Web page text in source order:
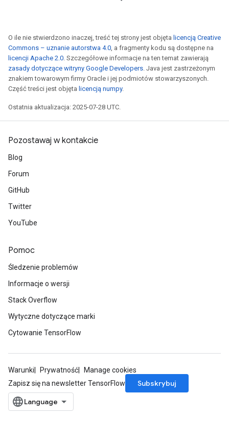
O ile nie stwierdzono inaczej, treść tej strony jest objęta licencją Creative
Commons – uznanie autorstwa 4.0, a fragmenty kodu są dostępne na
licencji Apache 2.0. Szczegółowe informacje na ten temat zawierają
zasady dotyczące witryny Google Developers. Java jest zastrzeżonym
znakiem towarowym firmy Oracle i jej podmiotów stowarzyszonych.
Część treści jest objęta licencją numpy.
Ostatnia aktualizacja: 2025-07-28 UTC.
Pozostawaj w kontakcie
Blog
Forum
GitHub
Twitter
YouTube
Pomoc
Śledzenie problemów
Informacje o wersji
Stack Overflow
Wytyczne dotyczące marki
Cytowanie TensorFlow
Warunki Prywatność
Manage cookies
Zapisz się na newsletter TensorFlow
Subskrybuj